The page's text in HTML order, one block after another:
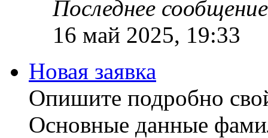
Последнее сообщение
16 май 2025, 19:33
Новая заявка
Опишите подробно
Основные данные